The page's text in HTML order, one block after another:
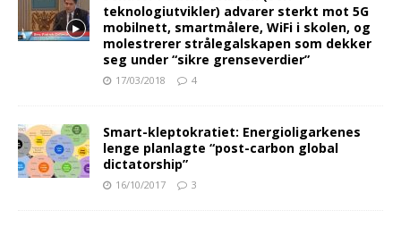
teknologiutvikler) advarer sterkt mot 5G
mobilnett, smartmålere, WiFi i skolen, og
molestrerer strålegalskapen som dekker
seg under “sikre grenseverdier”
17/03/2018 4
Smart-kleptokratiet: Energioligarkenes
lenge planlagte “post-carbon global
dictatorship”
16/10/2017 3